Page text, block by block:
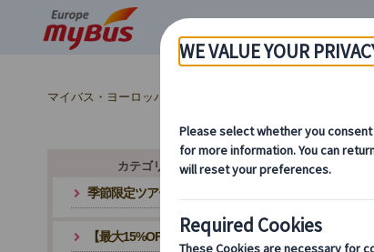
マイバス・ヨーロッパ
カテゴリ・テーマから探す
季節限定ツアー
【最大15%OFF】夏旅応援キャンペーン